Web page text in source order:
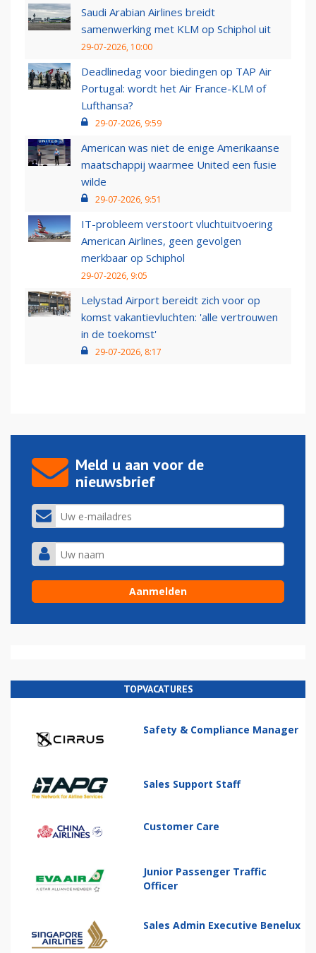
Saudi Arabian Airlines breidt
samenwerking met KLM op Schiphol uit
29-07-2026, 10:00
Deadlinedag voor biedingen op TAP Air
Portugal: wordt het Air France-KLM of
Lufthansa?
29-07-2026, 9:59
American was niet de enige Amerikaanse
maatschappij waarmee United een fusie
wilde
29-07-2026, 9:51
IT-probleem verstoort vluchtuitvoering
American Airlines, geen gevolgen
merkbaar op Schiphol
29-07-2026, 9:05
Lelystad Airport bereidt zich voor op
komst vakantievluchten: 'alle vertrouwen
in de toekomst'
29-07-2026, 8:17
Meld u aan voor de
nieuwsbrief
TOPVACATURES
Safety & Compliance Manager
Sales Support Staff
Customer Care
Junior Passenger Traffic
Officer
Sales Admin Executive Benelux